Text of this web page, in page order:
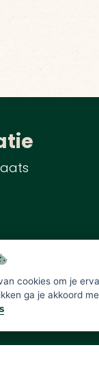
cookies om je
ga je akkoord